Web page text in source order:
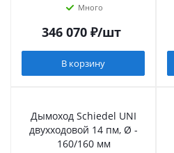
Много
346 070₽/шт
В корзину
Дымоход Schiedel UNI
двухходовой 14 пм, Ø -
160/160 мм